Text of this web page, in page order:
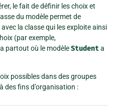
le fait de définir les choix et
du modèle permet de
la classe qui les exploite ainsi
(par exemple,
partout où le modèleStudenta
possibles dans des groupes
des fins d’organisation :